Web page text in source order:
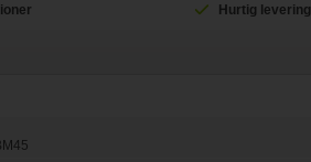
Hurtig levering